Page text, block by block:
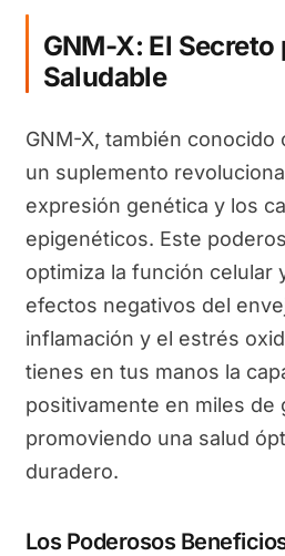
GNM-X: El
Saludable
GNM-X, también conocido
un suplemento
expresión genética y los
epigenéticos. Este
optimiza la función celular
efectos negativos del
inflamación y el estrés
tienes en tus manos la
positivamente en miles de
promoviendo una salud
duradero.
Los Poderosos